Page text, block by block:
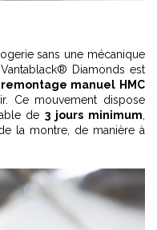
sans une mécanique
Diamonds est
manuel HMC
Ce mouvement dispose
de3 jours minimum,
la montre, de manière à